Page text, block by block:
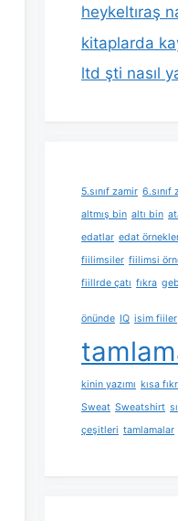
heykeltıraş
kitaplarda
ltd şti nasıl
5.sınıf zamir 6.sınıf
altmış bin altı bin
edatlar edat
fiilimsiler fiilimsi
fiillrde çatı fıkra
önünde IQ isim fiiler
kinin yazımı kısa
Sweat Sweatshirt
çeşitleri tamlamalar